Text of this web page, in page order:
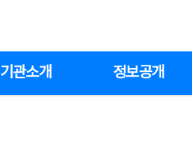
기관소개 정보공개